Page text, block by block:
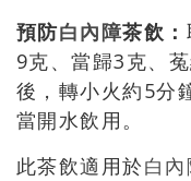
預防白內障茶飲：
9克、當歸3克、
後，轉小火約5分
當開水飲用。
此茶飲適用於白內